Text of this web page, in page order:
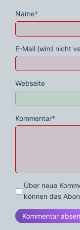
Name*
E-Mail (wird nicht
Webseite
Kommentar*
Über neue
können das
Kommentar